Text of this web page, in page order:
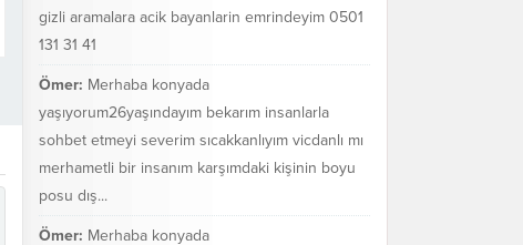
gizli aramalara acik bayanlarin emrindeyim 0501
131 31 41
Ömer: Merhaba konyada
yaşıyorum26yaşındayım bekarım insanlarla
sohbet etmeyi severim sıcakkanlıyım vicdanlı mı
merhametli bir insanım karşımdaki kişinin boyu
posu dış...
Ömer: Merhaba konyada